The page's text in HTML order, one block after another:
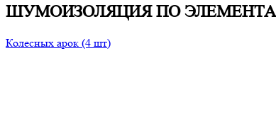
ШУМОИЗОЛЯЦИЯ ПО ЭЛЕМЕНТАМ
Колесных арок (4 шт)